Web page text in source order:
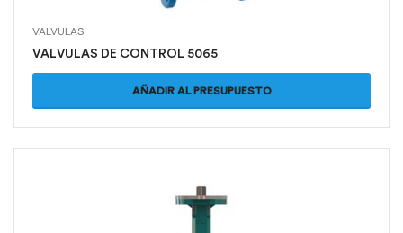
VALVULAS
VALVULAS DE CONTROL 5065
AÑADIR AL PRESUPUESTO